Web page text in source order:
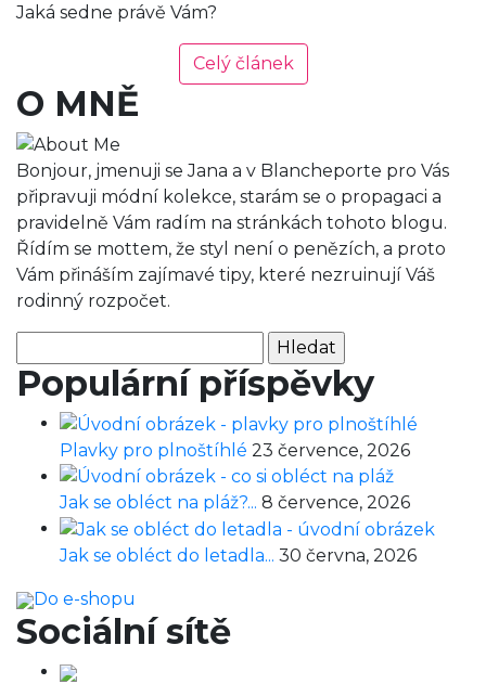
Jaká sedne právě Vám?
Celý článek
O MNĚ
Bonjour, jmenuji se Jana a v Blancheporte pro Vás
připravuji módní kolekce, starám se o propagaci a
pravidelně Vám radím na stránkách tohoto blogu.
Řídím se mottem, že styl není o penězích, a proto
Vám přináším zajímavé tipy, které nezruinují Váš
rodinný rozpočet.
Populární příspěvky
Plavky pro plnoštíhlé 23 července, 2026
Jak se obléct na pláž?... 8 července, 2026
Jak se obléct do letadla... 30 června, 2026
Do e-shopu
Sociální sítě